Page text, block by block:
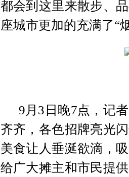
都会到这里来散步、
座城市更加的充满了“
9月3日晚7点，记者
齐齐，各色招牌亮光
美食让人垂涎欲滴，
给广大摊主和市民提